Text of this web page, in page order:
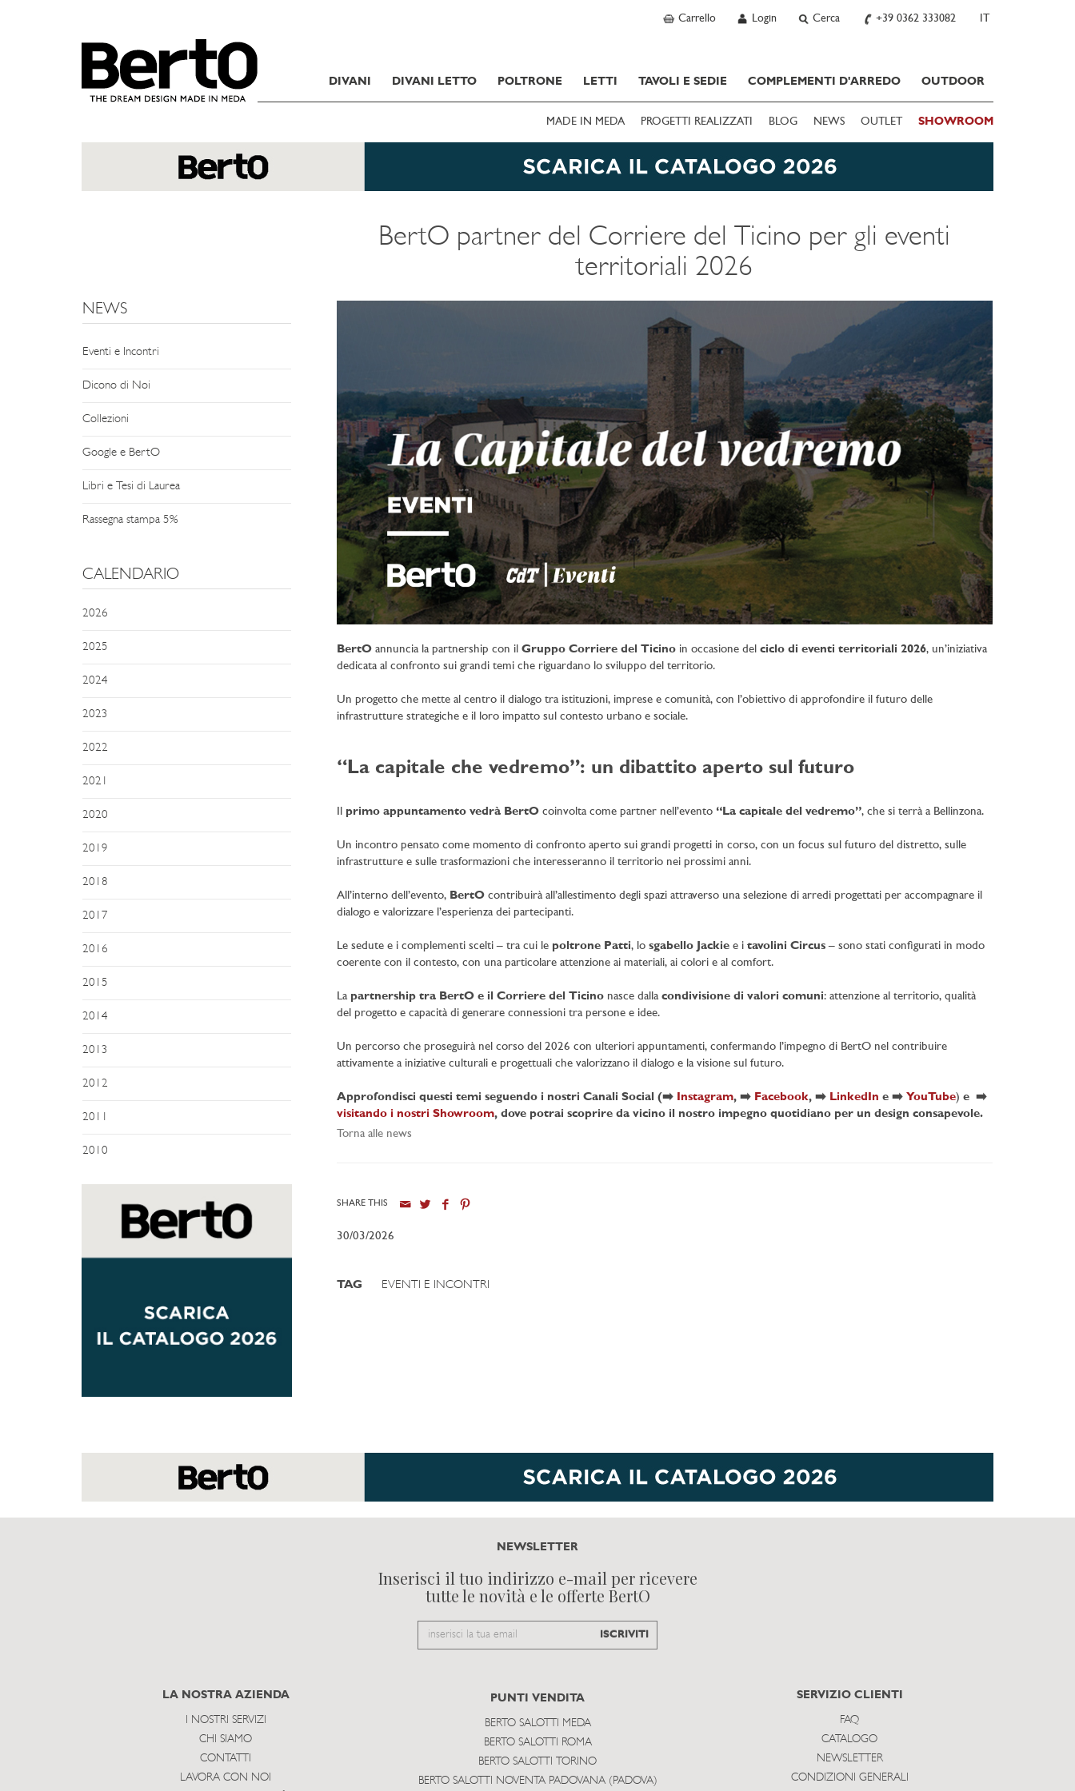
Carrello Login Cerca +39 0362 333082 IT
DIVANI DIVANI LETTO POLTRONE LETTI TAVOLI E SEDIE COMPLEMENTI D'ARREDO OUTDOOR
MADE IN MEDA PROGETTI REALIZZATI BLOG NEWS OUTLET SHOWROOM
BertO partner del Corriere del Ticino per gli eventi
territoriali 2026
NEWS
Eventi e Incontri
Dicono di Noi
Collezioni
Google e BertO
Libri e Tesi di Laurea
Rassegna stampa 5%
CALENDARIO
2026
2025
2024
2023
2022
2021
2020
2019
2018
2017
2016
2015
2014
2013
2012
2011
2010
BertOannuncia la partnership con il Gruppo Corriere del Ticinoin occasione delciclo di eventi territoriali 2026, un’iniziativa
dedicata al confronto sui grandi temi che riguardano lo sviluppo del territorio.
Un progetto che mette al centro il dialogo tra istituzioni, imprese e comunità, con l’obiettivo di approfondire il futuro delle
infrastrutture strategiche e il loro impatto sul contesto urbano e sociale.
“La capitale che vedremo”: un dibattito aperto sul futuro
Il primo appuntamento vedrà BertOcoinvolta come partner nell’evento “La capitale del vedremo”, che si terrà a Bellinzona.
Un incontro pensato come momento di confronto aperto sui grandi progetti in corso, con un focus sul futuro del distretto, sulle
infrastrutture e sulle trasformazioni che interesseranno il territorio nei prossimi anni.
All’interno dell’evento, BertOcontribuirà all’allestimento degli spazi attraverso una selezione di arredi progettati per accompagnare il
dialogo e valorizzare l’esperienza dei partecipanti.
Le sedute e i complementi scelti – tra cui le poltrone Patti, lo sgabello Jackiee i tavolini Circus– sono stati configurati in modo
coerente con il contesto, con una particolare attenzione ai materiali, ai colori e al comfort.
La partnership tra BertO e il Corriere del Ticinonasce dalla condivisione di valori comuni: attenzione al territorio, qualità
del progetto e capacità di generare connessioni tra persone e idee.
Un percorso che proseguirà nel corso del 2026 con ulteriori appuntamenti, confermando l’impegno di BertO nel contribuire
attivamente a iniziative culturali e progettuali che valorizzano il dialogo e la visione sul futuro.
Approfondisci questi temi seguendo i nostri Canali Social (➡️ Instagram, ➡️ Facebook, ➡️ LinkedIn e ➡️ YouTube) e ➡️
visitando i nostri Showroom, dove potrai scoprire da vicino il nostro impegno quotidiano per un design consapevole.
Torna alle news
SHARE THIS
30/03/2026
TAG EVENTI E INCONTRI
NEWSLETTER
Inserisci il tuo indirizzo e-mail per ricevere
tutte le novità e le offerte BertO
Email
ISCRIVITI
LA NOSTRA AZIENDA
I NOSTRI SERVIZI
CHI SIAMO
CONTATTI
LAVORA CON NOI
PUNTI VENDITA
BERTO SALOTTI MEDA
BERTO SALOTTI ROMA
BERTO SALOTTI TORINO
BERTO SALOTTI NOVENTA PADOVANA (PADOVA)
SERVIZIO CLIENTI
FAQ
CATALOGO
NEWSLETTER
CONDIZIONI GENERALI